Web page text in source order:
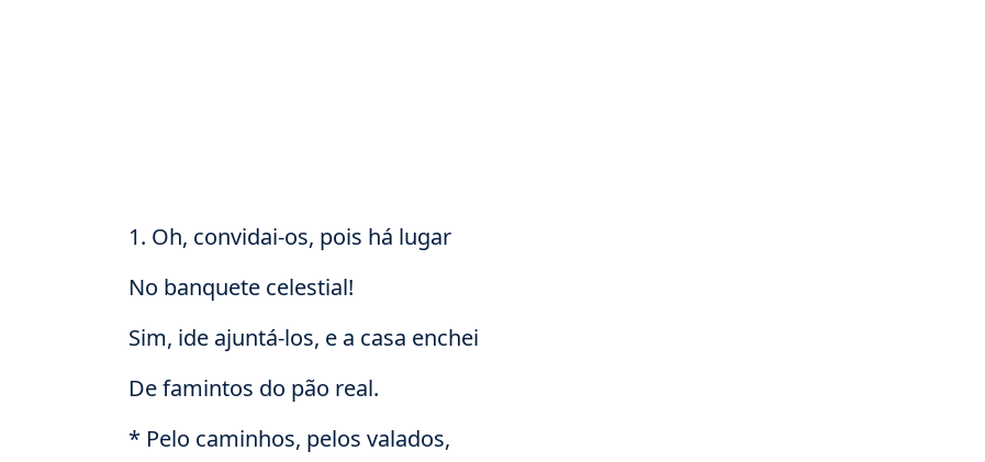
1. Oh, convidai-os, pois há lugar
No banquete celestial!
Sim, ide ajuntá-los, e a casa enchei
De famintos do pão real.
* Pelo caminhos, pelos valados,